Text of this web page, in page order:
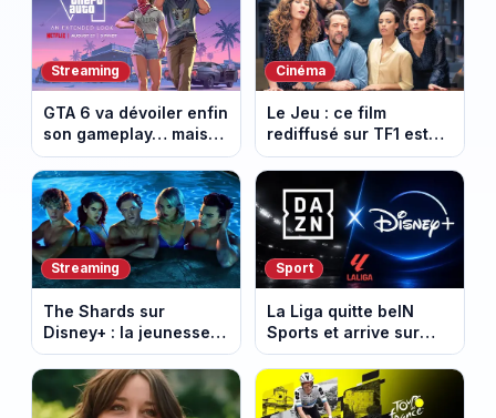
Streaming
GTA 6 va dévoiler enfin
son gameplay… mais
d’abord sur Netflix
Cinéma
Le Jeu : ce film
rediffusé sur TF1 est
adapté d’un succès
italien devenu un
phénomène mondial
Streaming
The Shards sur
Disney+ : la jeunesse
dorée de Los Angeles
face à un tueur dans
les années 80
Sport
La Liga quitte beIN
Sports et arrive sur
DAZN et Disney+ en
France